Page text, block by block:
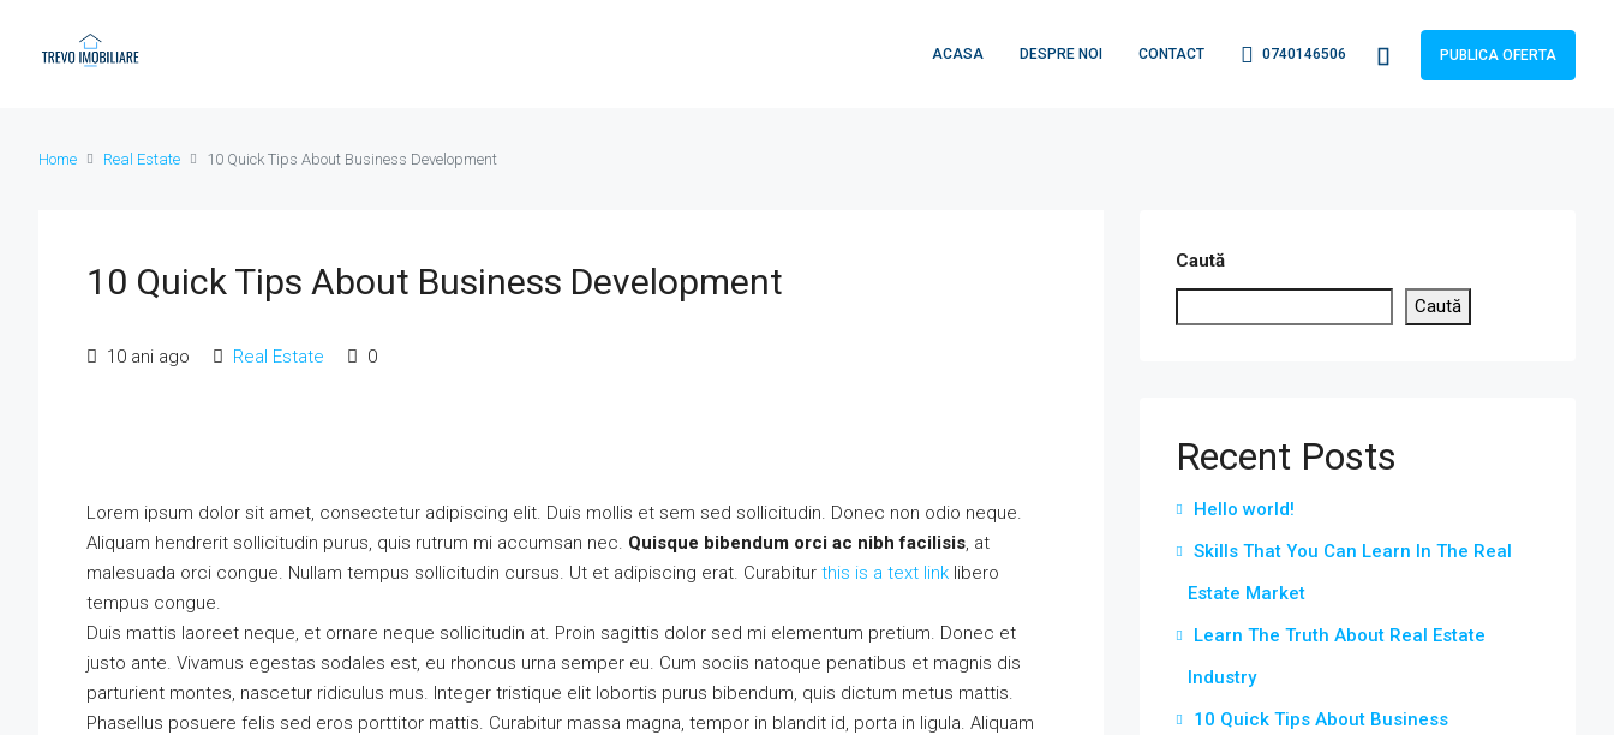
ACASA DESPRE NOI CONTACT 0740146506 PUBLICA OFERTA
Home Real Estate 10 Quick Tips About Business Development
10 Quick Tips About Business Development
10 ani ago Real Estate 0
Lorem ipsum dolor sit amet, consectetur adipiscing elit. Duis mollis et sem sed sollicitudin. Donec non odio neque.
Aliquam hendrerit sollicitudin purus, quis rutrum mi accumsan nec. Quisque bibendum orci ac nibh facilisis, at
malesuada orci congue. Nullam tempus sollicitudin cursus. Ut et adipiscing erat. Curabitur this is a text link libero
tempus congue.
Duis mattis laoreet neque, et ornare neque sollicitudin at. Proin sagittis dolor sed mi elementum pretium. Donec et
justo ante. Vivamus egestas sodales est, eu rhoncus urna semper eu. Cum sociis natoque penatibus et magnis dis
parturient montes, nascetur ridiculus mus. Integer tristique elit lobortis purus bibendum, quis dictum metus mattis.
Phasellus posuere felis sed eros porttitor mattis. Curabitur massa magna, tempor in blandit id, porta in ligula. Aliquam
Caută
Caută
Recent Posts
Hello world!
Skills That You Can Learn In The Real
Estate Market
Learn The Truth About Real Estate
Industry
10 Quick Tips About Business